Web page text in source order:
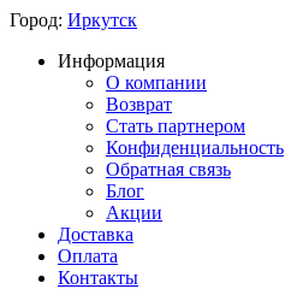
Город: Иркутск
Информация
О компании
Возврат
Стать партнером
Конфиденциальность
Обратная связь
Блог
Акции
Доставка
Оплата
Контакты